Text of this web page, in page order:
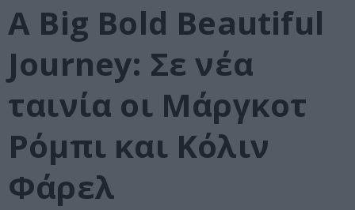
A Big Bold Beautiful
Journey: Σε νέα
ταινία οι Μάργκοτ
Ρόμπι και Κόλιν
Φάρελ